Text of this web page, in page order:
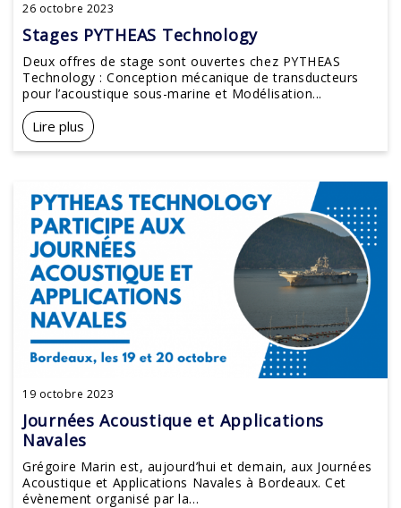
26 octobre 2023
Stages PYTHEAS Technology
Deux offres de stage sont ouvertes chez PYTHEAS
Technology : Conception mécanique de transducteurs
pour l’acoustique sous-marine et Modélisation...
Lire plus
19 octobre 2023
Journées Acoustique et Applications
Navales
Grégoire Marin est, aujourd’hui et demain, aux Journées
Acoustique et Applications Navales à Bordeaux. Cet
évènement organisé par la...